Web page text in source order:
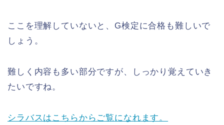
ここを理解していないと、G検定に合格も難しいで
しょう。
難しく内容も多い部分ですが、しっかり覚えていき
たいですね。
シラバスはこちらからご覧になれます。